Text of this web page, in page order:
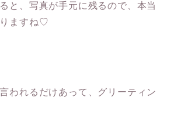
と、写真が手元に残るので、本当
ますね♡
われるだけあって、グリーティン